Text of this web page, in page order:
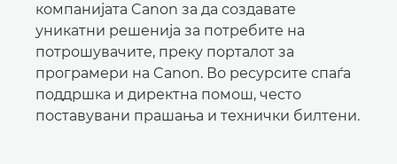
компанијата Canon за да создавате
уникатни решенија за потребите на
потрошувачите, преку порталот за
програмери на Canon. Во ресурсите спаѓа
поддршка и директна помош, често
поставувани прашања и технички билтени.